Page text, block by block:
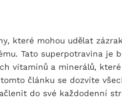
které mohou udělat
Tato superpotravina je
vitamínů a minerálů,
článku se dozvíte
do své každodenní